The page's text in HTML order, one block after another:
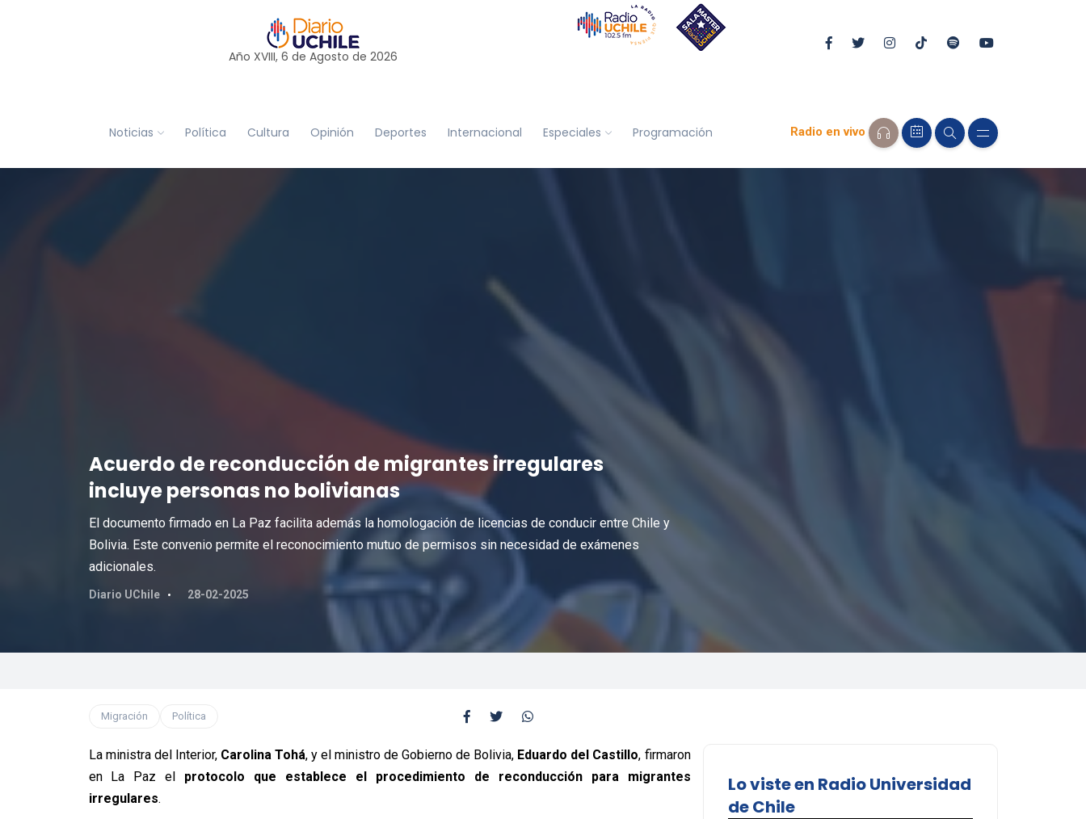
Año XVIII, 6 de Agosto de 2026
Noticias Política Cultura Opinión Deportes Internacional Especiales Programación Radio en vivo
Acuerdo de reconducción de migrantes irregulares
incluye personas no bolivianas
El documento firmado en La Paz facilita además la homologación de licencias de conducir entre Chile y
Bolivia. Este convenio permite el reconocimiento mutuo de permisos sin necesidad de exámenes
adicionales.
Diario UChile 28-02-2025
Migración Política
La ministra del Interior, Carolina Tohá, y el ministro de Gobierno de Bolivia, Eduardo del Castillo, firmaron
en La Paz el protocolo que establece el procedimiento de reconducción para migrantes
irregulares.
Lo viste en Radio Universidad
de Chile